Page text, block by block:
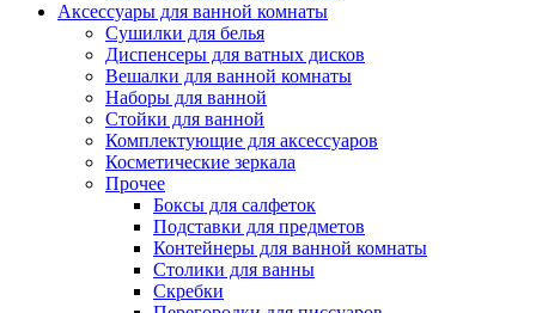
Аксессуары для ванной комнаты
Сушилки для белья
Диспенсеры для ватных дисков
Вешалки для ванной комнаты
Наборы для ванной
Стойки для ванной
Комплектующие для аксессуаров
Косметические зеркала
Прочее
Боксы для салфеток
Подставки для предметов
Контейнеры для ванной комнаты
Столики для ванны
Скребки